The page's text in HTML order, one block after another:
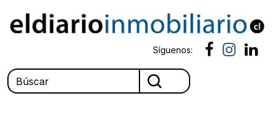
Síguenos: